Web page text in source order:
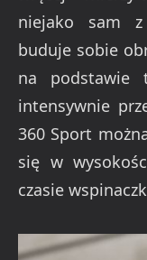
niejako sam
buduje sobie
na
intensywnie
360 Sport
się w
czasie